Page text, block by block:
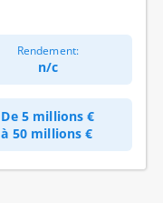
Rendement:
n/c
De 5 millions €
à 50 millions €